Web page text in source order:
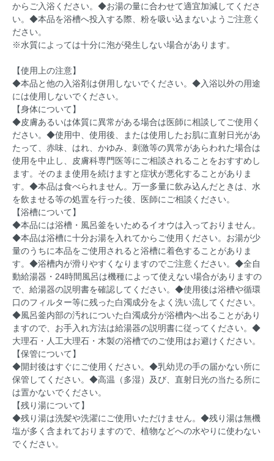
からご入浴ください。◆お湯の量に合わせて適宜加減してくださ
い。◆本品を浴槽へ投入する際、粉を吸い込まないようご注意く
ださい。
※水質によっては十分に泡が発生しない場合があります。
【使用上の注意】
◆本品と他の入浴剤は併用しないでください。◆入浴以外の用途
には使用しないでください。
【身体について】
◆皮膚あるいは体質に異常がある場合は医師に相談してご使用く
ださい。◆使用中、使用後、または使用したお肌に直射日光があ
たって、赤味、はれ、かゆみ、刺激等の異常があらわれた場合は
使用を中止し、皮膚科専門医等にご相談されることをおすすめし
ます。そのまま使用を続けますと症状が悪化することがありま
す。◆本品は食べられません。万一多量に飲み込んだときは、水
を飲ませる等の処置を行った後、医師にご相談ください。
【浴槽について】
◆本品には浴槽・風呂釜をいためるイオウは入っておりません。
◆本品は浴槽に十分お湯を入れてからご使用ください。お湯が少
量のうちに本品をご使用されると浴槽に着色することがありま
す。◆浴槽内が滑りやすくなりますのでご注意ください。◆全自
動給湯器・24時間風呂は機種によって使えない場合がありますの
で、給湯器の説明書を確認してください。◆使用後は浴槽や循環
口のフィルター等に残った白濁成分をよく洗い流してください。
◆風呂釜内部の汚れについた白濁成分が浴槽内へ出ることがあり
ますので、お手入れ方法は給湯器の説明書に従ってください。◆
大理石・人工大理石・木製の浴槽でのご使用はお避けください。
【保管について】
◆開封後はすぐにご使用ください。◆乳幼児の手の届かない所に
保管してください。◆高温（多湿）及び、直射日光の当たる所に
は置かないでください。
【残り湯について】
◆残り湯は洗髪や洗濯にご使用いただけません。◆残り湯は無機
塩が多く含まれておりますので、植物などへの水やりに使わない
でください。